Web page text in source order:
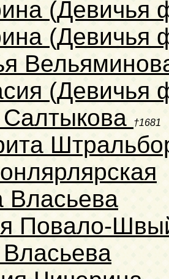
(Девичья
(Девичья
(Девичья
†1681
Власьева
Повало-